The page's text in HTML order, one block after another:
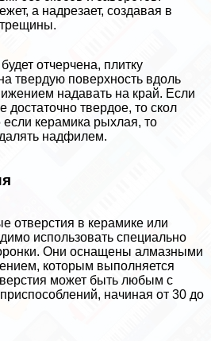
а надрезает, создавая в
отчерчена, плитку
твердую поверхность вдоль
надавать на край. Если
достаточно твердое, то скол
керамика рыхлая, то
надфилем.
отверстия в керамике или
использовать специально
Они оснащены алмазными
которым выполняется
может быть любым с
начиная от 30 до